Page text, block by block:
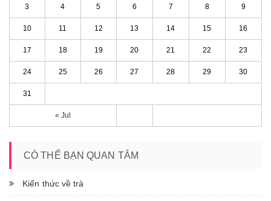
« Jul
3 4 5 6 7 8 9
10 11 12 13 14 15 16
17 18 19 20 21 22 23
24 25 26 27 28 29 30
31
CÓ THỂ BẠN QUAN TÂM
Kiến thức về trà